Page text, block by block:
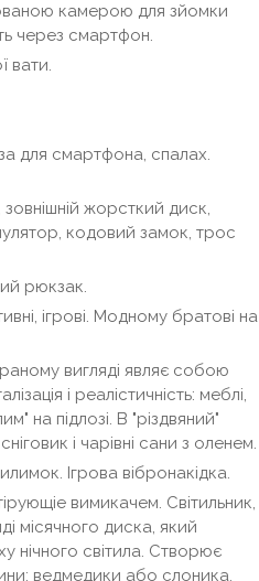
камерою для зйомки
через смартфон.
вати.
для смартфона, спалах.
жорсткий диск,
кодовий замок, трос
рюкзак.
ігрові. Модному братові на
вигляді являє собою
і реалістичність: меблі,
на підлозі. В "різдвяний"
і чарівні сани з оленем.
Ігрова вібронакідка.
вимикачем. Світильник,
місячного диска, який
нічного світила. Створює
ведмедики або слоника.